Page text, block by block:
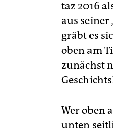
taz 2016
aus
gräbt es
oben am
zunächst
Wer oben
unten